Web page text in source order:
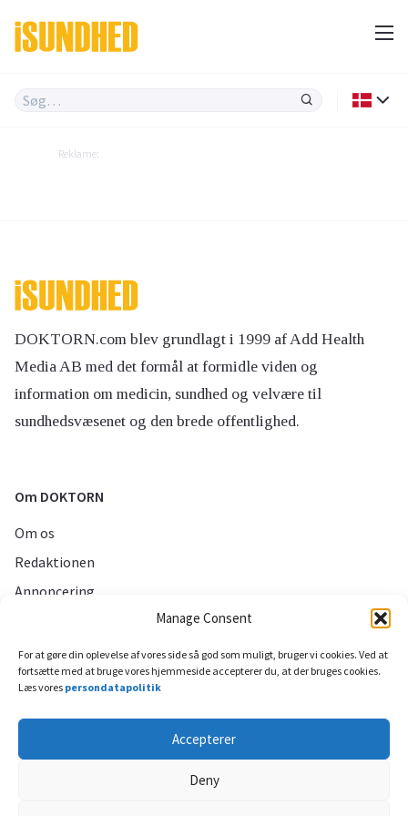
Manage Consent
For at gøre din oplevelse af vores side så god som muligt, bruger vi cookies. Ved at
fortsætte med at bruge vores hjemmeside accepterer du, at der bruges cookies.
Læs vores persondatapolitik
Accepterer
Deny
Reklame:
DOKTORN.com blev grundlagt i 1999 af Add Health
Media AB med det formål at formidle viden og
information om medicin, sundhed og velvære til
sundhedsvæsenet og den brede offentlighed.
Om DOKTORN
Om os
Redaktionen
Annoncering
Sociale medier
Til toppen